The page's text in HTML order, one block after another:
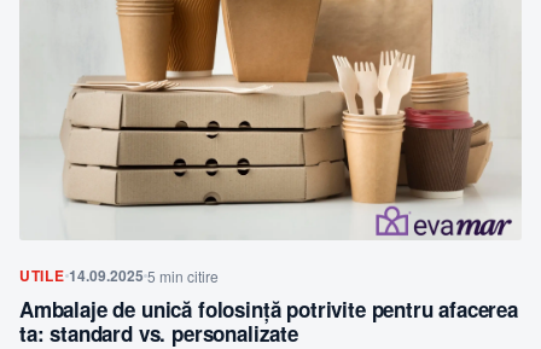
UTILE 14.09.2025 5 min citire
Ambalaje de unică folosinţă potrivite pentru afacerea
ta: standard vs. personalizate